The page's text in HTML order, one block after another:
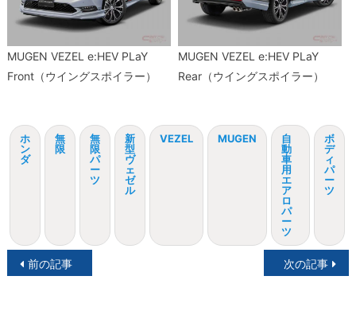
MUGEN VEZEL e:HEV PLaY
Front（ウイングスポイラー）
MUGEN VEZEL e:HEV PLaY
Rear（ウイングスポイラー）
ホ
ン
ダ
無
限
無
限
パ
ー
ツ
新
型
ヴ
ェ
ゼ
ル
VEZEL MUGEN
自
動
車
用
エ
ア
ロ
パ
ー
ツ
ボ
デ
ィ
パ
ー
ツ
投前の記事 次の記事